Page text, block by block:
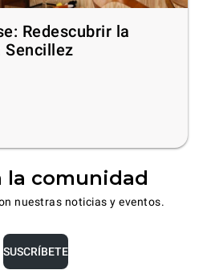
Redescubrir la
Sencillez
la comunidad
nuestras noticias y eventos.
SUSCRÍBETE